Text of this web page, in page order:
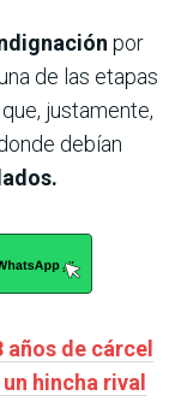
por
de las etapas
justamente,
debían
años de cárcel
hincha rival